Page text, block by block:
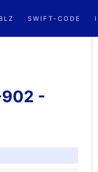
SWIFT-CODE
-